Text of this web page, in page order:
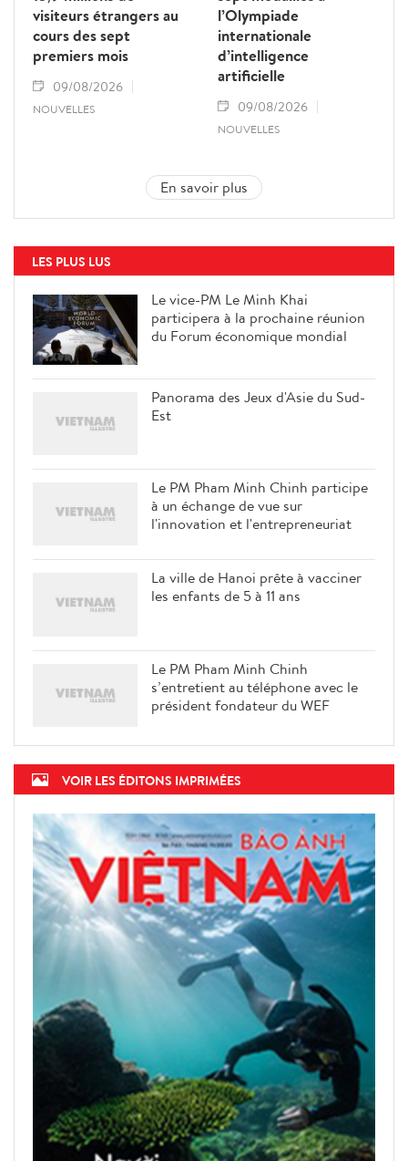
visiteurs étrangers au
cours des sept
premiers mois
09/08/2026
NOUVELLES
l’Olympiade
internationale
d’intelligence
artificielle
09/08/2026
NOUVELLES
En savoir plus
LES PLUS LUS
Le vice-PM Le Minh Khai
participera à la prochaine réunion
du Forum économique mondial
Panorama des Jeux d'Asie du Sud-
Est
Le PM Pham Minh Chinh participe
à un échange de vue sur
l'innovation et l'entrepreneuriat
La ville de Hanoi prête à vacciner
les enfants de 5 à 11 ans
Le PM Pham Minh Chinh
s’entretient au téléphone avec le
président fondateur du WEF
VOIR LES ÉDITONS IMPRIMÉES